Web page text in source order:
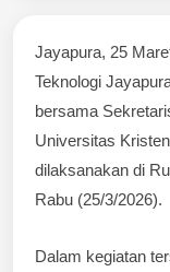
Jayapura, 25
Teknologi
bersama
Universitas
dilaksanakan di
Rabu (25/3/2026).
Dalam kegiatan